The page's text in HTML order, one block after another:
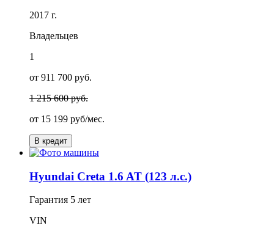
2017 г.
Владельцев
1
от 911 700 руб.
1 215 600 руб.
от 15 199 руб/мес.
В кредит
Hyundai Creta 1.6 AT (123 л.с.)
Гарантия 5 лет
VIN